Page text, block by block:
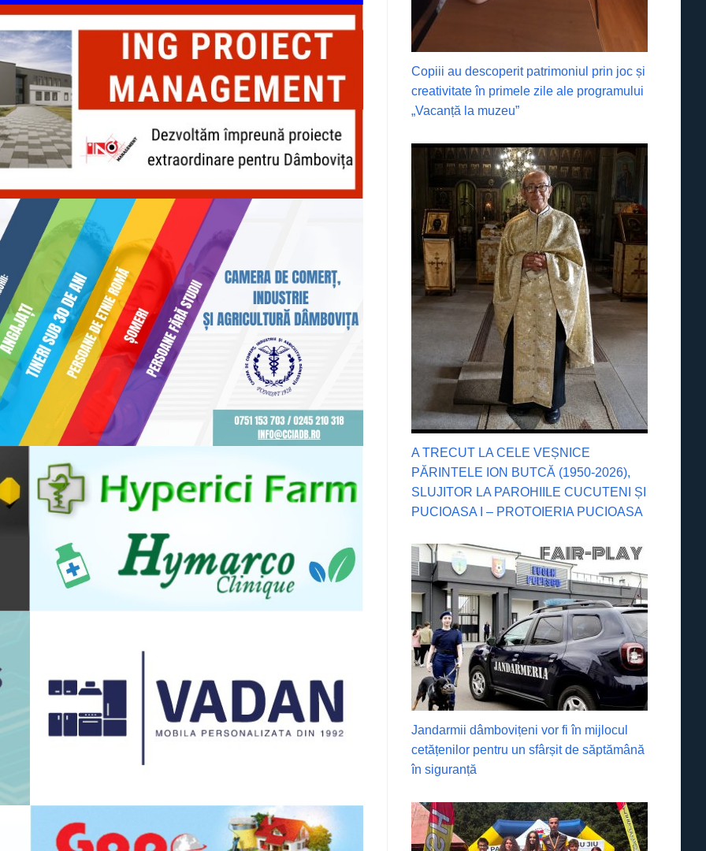
Copiii au descoperit patrimoniul prin joc și
creativitate în primele zile ale programului
„Vacanță la muzeu”
A TRECUT LA CELE VEȘNICE
PĂRINTELE ION BUTCĂ (1950-2026),
SLUJITOR LA PAROHIILE CUCUTENI ȘI
PUCIOASA I – PROTOIERIA PUCIOASA
Jandarmii dâmbovițeni vor fi în mijlocul
cetățenilor pentru un sfârșit de săptămână
în siguranță